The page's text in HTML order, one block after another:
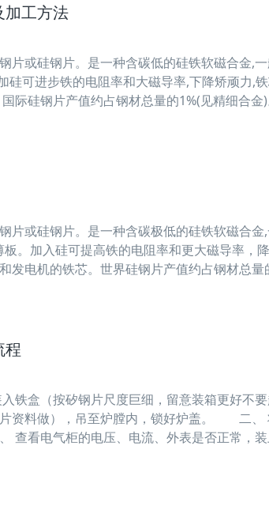
加工方法
或硅钢片。是一种含碳低的硅铁软磁合金,一
硅可进步铁的电阻率和大磁导率,下降矫顽力,
际硅钢片产值约占钢材总量的1%(见精细合
或硅钢片。是一种含碳极低的硅铁软磁合金,
。加入硅可提高铁的电阻率和更大磁导率，
发电机的铁芯。世界硅钢片产值约占钢材总
程
盒（按矽钢片尺度巨细，留意装箱更好不
资料做），吊至炉膛内，锁好炉盖。 二、
看电气柜的电压、电流、外表是否正常，装